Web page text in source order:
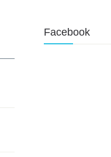
Facebook